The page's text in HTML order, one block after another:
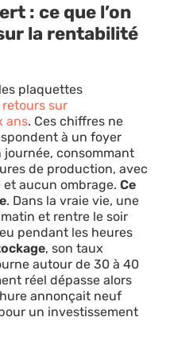
: ce que l’on
la rentabilité
plaquettes
retours sur
ans. Ces chiffres ne
à un foyer
journée, consommant
de production, avec
aucun ombrage. Ce
. Dans la vraie vie, une
et rentre le soir
pendant les heures
, son taux
autour de 30 à 40
réel dépasse alors
annonçait neuf
un investissement